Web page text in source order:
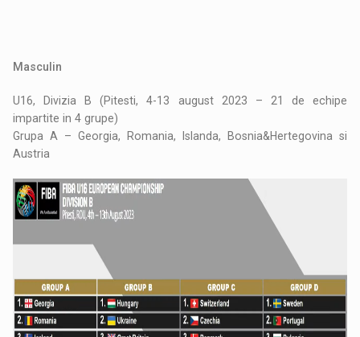
Masculin
U16, Divizia B (Pitesti, 4-13 august 2023 – 21 de echipe
impartite in 4 grupe)
Grupa A – Georgia, Romania, Islanda, Bosnia&Hertegovina si
Austria